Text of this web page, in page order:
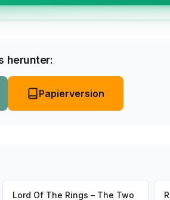
herunter:
Papierversion
Lord Of The Rings – The Two